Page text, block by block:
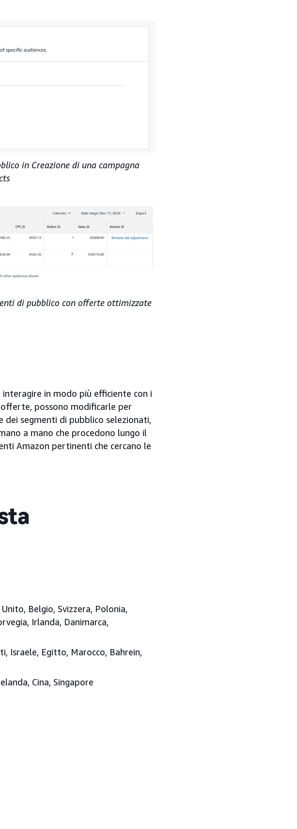
in Creazione di una campagna
di pubblico con offerte ottimizzate
in modo più efficiente con i
possono modificarle per
segmenti di pubblico selezionati,
a mano che procedono lungo il
Amazon pertinenti che cercano le
Belgio, Svizzera, Polonia,
Irlanda, Danimarca,
Israele, Egitto, Marocco, Bahrein,
Cina, Singapore